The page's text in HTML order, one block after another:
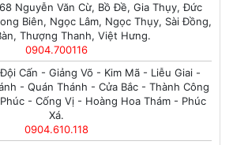
Nguyễn Văn Cừ, Bồ Đề, Gia Thụy, Đức
Biên, Ngọc Lâm, Ngọc Thụy, Sài Đồng,
Thượng Thanh, Việt Hưng.
0904.700116
Cấn - Giảng Võ - Kim Mã - Liễu Giai -
- Quán Thánh - Cửa Bắc - Thành Công
- Cống Vị - Hoàng Hoa Thám - Phúc
Xá.
0904.610.118